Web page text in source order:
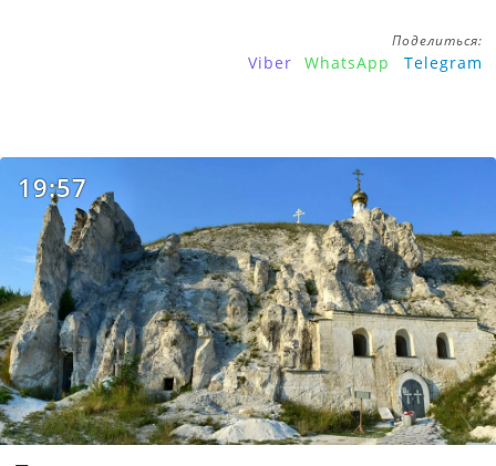
Поделиться:
Viber WhatsApp Telegram
19:57